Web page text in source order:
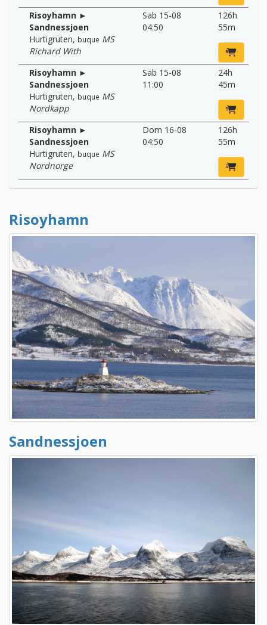
Risoyhamn ►
Sandnessjoen
Hurtigruten, buque MS
Richard With
Sab 15-08
04:50
126h
55m
Risoyhamn ►
Sandnessjoen
Hurtigruten, buque MS
Nordkapp
Sab 15-08
11:00
24h
45m
Risoyhamn ►
Sandnessjoen
Hurtigruten, buque MS
Nordnorge
Dom 16-08
04:50
126h
55m
Risoyhamn
Sandnessjoen